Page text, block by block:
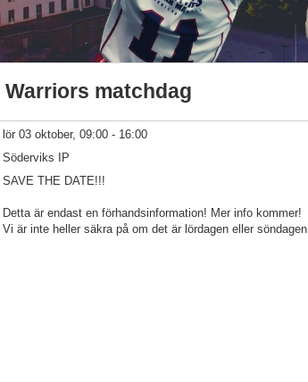
Warriors matchdag
lör 03 oktober, 09:00 - 16:00
Söderviks IP
SAVE THE DATE!!!
Detta är endast en förhandsinformation! Mer info kommer!
Vi är inte heller säkra på om det är lördagen eller söndagen.